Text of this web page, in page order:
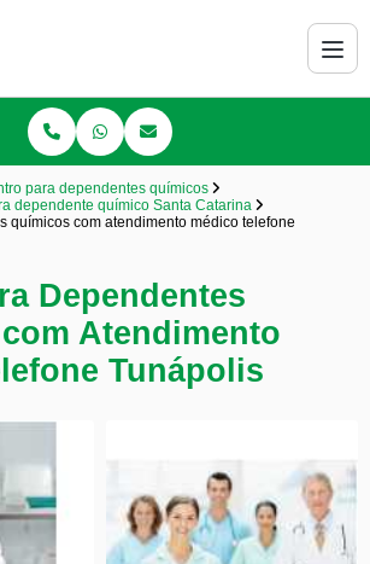
para dependentes químicos
dependente químico Santa Catarina
químicos com atendimento médico telefone
Dependentes
Atendimento
Tunápolis